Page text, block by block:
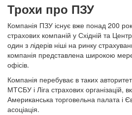
роботи
скористайтеся
таблицею
підрозділів,
розташованою
нижче
на
сторінці.
Трохи про ПЗУ
Компанія ПЗУ існує вже понад 200
страхових компаній у Східній та
один з лідерів ніші на ринку
компанія представлена широкою
офісів.
Компанія перебуває в таких
МТСБУ і Ліга страхових організацій,
Американська торговельна палата і
асоціація.